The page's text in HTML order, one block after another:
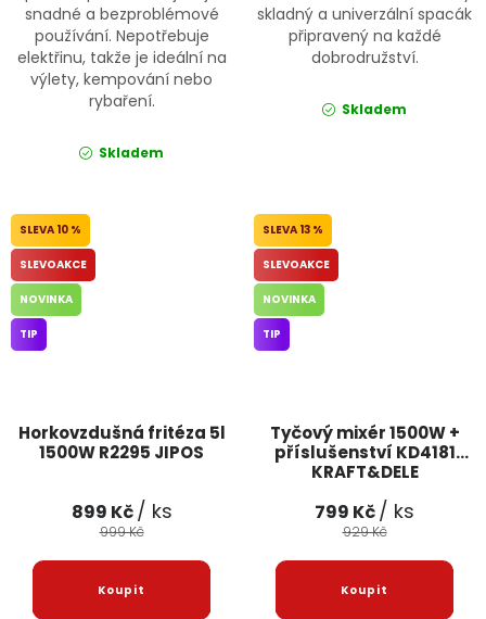
snadné a bezproblémové
používání. Nepotřebuje
elektřinu, takže je ideální na
výlety, kempování nebo
rybaření.
Skladem
skladný a univerzální spacák
připravený na každé
dobrodružství.
Skladem
Horkovzdušná fritéza 5l
1500W R2295 JIPOS
10 %
SLEVOAKCE
NOVINKA
TIP
899 Kč/ ks
999 Kč
Tyčový mixér 1500W +
příslušenství KD4181
KRAFT&DELE
13 %
SLEVOAKCE
NOVINKA
TIP
799 Kč/ ks
929 Kč